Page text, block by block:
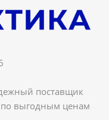
поставщик
выгодным ценам